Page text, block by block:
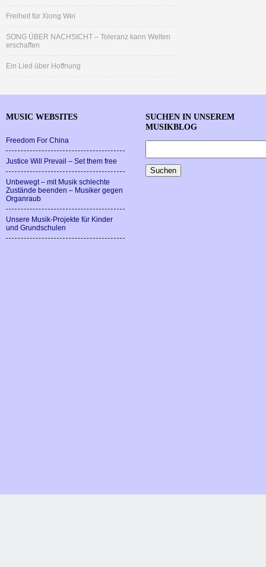
Freiheit für Xiong Wei
SONG ÜBER NACHSICHT – Toleranz kann Welten
erschaffen
Ein Lied über Hoffnung
MUSIC WEBSITES
Freedom For China
Justice Will Prevail – Set them free
Unbewegt – mit Musik schlechte
Zustände beenden – Musiker gegen
Organraub
Unsere Musik-Projekte für Kinder
und Grundschulen
SUCHEN IN UNSEREM
MUSIKBLOG